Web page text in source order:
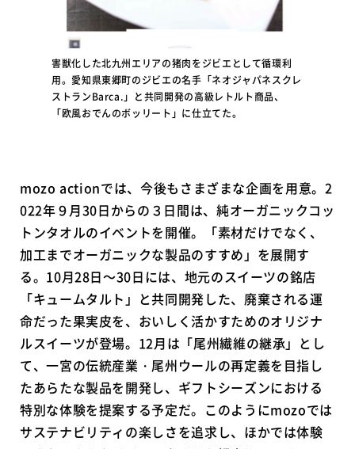
害獣化した北九州エリアの猪肉をジビエとして循環利
用。愛知県東郷町のジビエの名手「ネオジャパネスクレ
ストランBarca.」と共同開発の高級レトルト商品、
「欧風おでんのボッリート」に仕立てた。
mozo actionでは、今後もさまざまな企画を用意。2
022年９月30日からの３日間は、純オーガニックコッ
トンタオルのイベントを開催。「素材だけでなく、
加工までオーガニックな製品のすすめ」を展開す
る。10月28日〜30日には、地元のスイーツの銘店
「キュームタルト」と共同開発した、廃棄される運
命だった果実皮を、おいしく活かすためのオリジナ
ルスイーツが登場。12月は「尾州繊維の継承」とし
て、一宮の伝統産業・尾州ウールの再定義を目指し
たあらたな製品を開発し、ギフトシーズンにおける
特別な体験を提案する予定だ。このようにmozoでは
サステナビリティの楽しさを追求し、ほかでは体験